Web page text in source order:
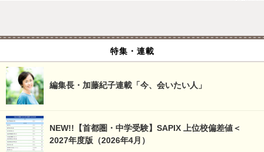
特集・連載
編集長・加藤紀子連載「今、会いたい人」
NEW!!【首都圏・中学受験】SAPIX 上位校偏差値＜
2027年度版（2026年4月）